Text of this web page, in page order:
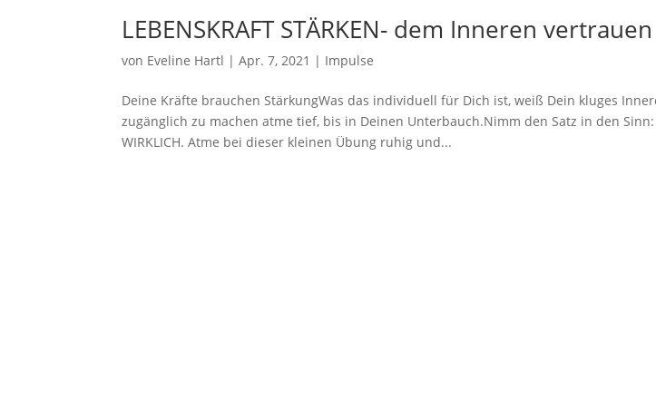
LEBENSKRAFT STÄRKEN- dem Inneren vertrauen
von Eveline Hartl |Apr. 7, 2021 | Impulse
Deine Kräfte brauchen StärkungWas das individuell für Dich ist, weiß Dein kluges
zugänglich zu machen atme tief, bis in Deinen Unterbauch.Nimm den Satz in den Sinn:
WIRKLICH. Atme bei dieser kleinen Übung ruhig und...